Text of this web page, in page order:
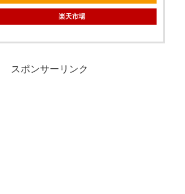
楽天市場
スポンサーリンク